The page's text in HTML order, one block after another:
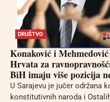
DRUŠTVO
Konaković i
Hrvata za
BiH imaju više pozicija
U Sarajevu je jučer održana
konstitutivnih naroda i